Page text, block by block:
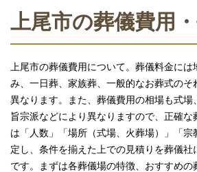
上尾市の葬儀費用
上尾市の葬儀費用について。葬儀料金に
み、一日葬、家族葬、一般的なお葬式のそ
異なります。また、葬儀費用の相場も式場
旨宗派などにより異なりますので、正確な
は「人数」「場所（式場、火葬場）」「宗
定し、条件を揃えた上での見積りを葬儀
です。まずは各葬儀場の特徴、おすすめの